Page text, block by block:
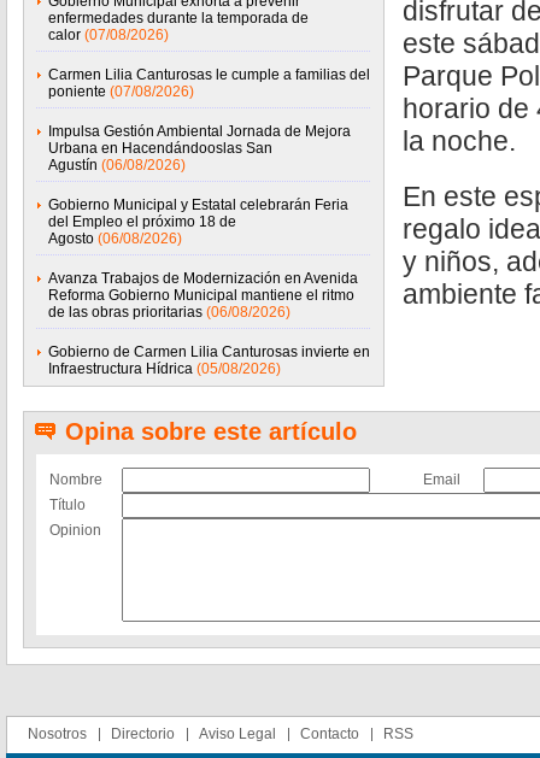
enfermedades durante la temporada de
calor (07/08/2026)
Carmen Lilia Canturosas le cumple a familias del
poniente (07/08/2026)
Impulsa Gestión Ambiental Jornada de Mejora
Urbana en Hacendándooslas San
Agustín (06/08/2026)
Gobierno Municipal y Estatal celebrarán Feria
del Empleo el próximo 18 de
Agosto (06/08/2026)
Avanza Trabajos de Modernización en Avenida
Reforma Gobierno Municipal mantiene el ritmo
de las obras prioritarias (06/08/2026)
Gobierno de Carmen Lilia Canturosas invierte en
Infraestructura Hídrica (05/08/2026)
disfrutar
este
Parque
horario de
la noche.
En este
regalo
y niños,
ambiente
Opina sobre este artículo
Nombre
Email
Título
Opinion
Nosotros Directorio Aviso Legal Contacto RSS